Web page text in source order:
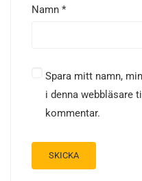
Namn *
Spara mitt namn,
i denna webbläsare
kommentar.